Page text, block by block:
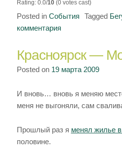
Rating: 0.0/10(0 votes cast)
Posted in События Tagged
комментария
И
вновь
рекорд
бегуне
475
Красноярск —
Posted on 19 марта 2009
И вновь… вновь я меняю
меня не выгоняли, сам
Прошлый раз я менял жилье
половине.